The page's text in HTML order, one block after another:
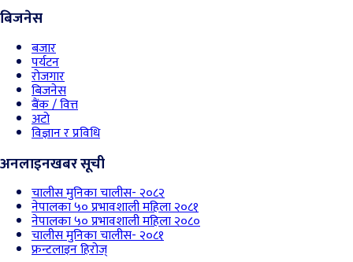
बिजनेस
बजार
पर्यटन
रोजगार
बिजनेस
बैंक / वित्त
अटो
विज्ञान र प्रविधि
अनलाइनखबर सूची
चालीस मुनिका चालीस- २०८२
नेपालका ५० प्रभावशाली महिला २०८१
नेपालका ५० प्रभावशाली महिला २०८०
चालीस मुनिका चालीस- २०८१
फ्रन्टलाइन हिरोज्